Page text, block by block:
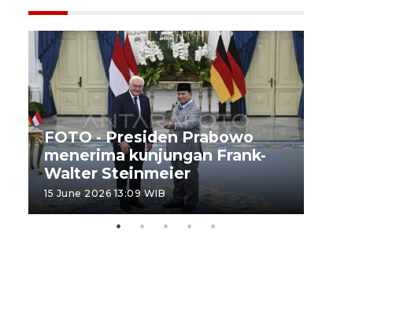
FOTO - Presiden Prabowo
menerima kunjungan Frank-
Walter Steinmeier
15 June 2026 13:09 WIB